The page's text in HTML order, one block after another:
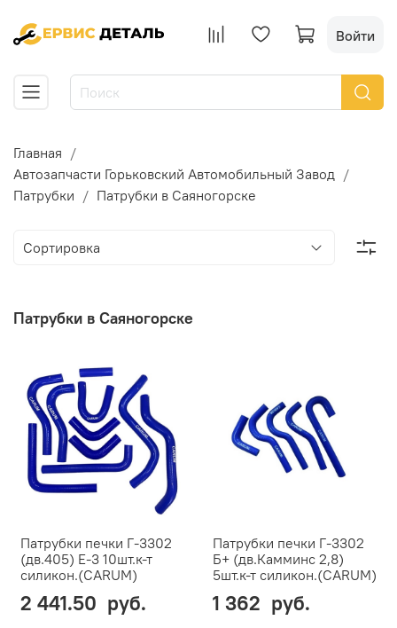
Войти
Главная
Автозапчасти Горьковский Автомобильный Завод
Патрубки
Патрубки в Саяногорске
Патрубки в Саяногорске
Патрубки печки Г-3302
(дв.405) Е-3 10шт.к-т
силикон.(CARUM)
2 441.50 руб.
Патрубки печки Г-3302
Б+ (дв.Камминс 2,8)
5шт.к-т силикон.(CARUM)
1 362 руб.